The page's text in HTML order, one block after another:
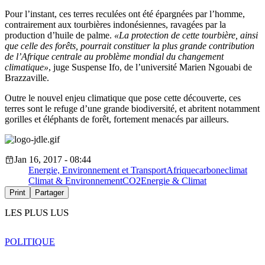
Pour l’instant, ces terres reculées ont été épargnées par l’homme,
contrairement aux tourbières indonésiennes, ravagées par la
production d’huile de palme. «La protection de cette tourbière, ainsi
que celle des forêts, pourrait constituer la plus grande contribution
de l’Afrique centrale au problème mondial du changement
climatique», juge Suspense Ifo, de l’université Marien Ngouabi de
Brazzaville.
Outre le nouvel enjeu climatique que pose cette découverte, ces
terres sont le refuge d’une grande biodiversité, et abritent notamment
gorilles et éléphants de forêt, fortement menacés par ailleurs.
Jan 16, 2017 - 08:44
Energie, Environnement et TransportAfriquecarboneclimat
Climat & EnvironnementCO2Energie & Climat
Print Partager
LES PLUS LUS
POLITIQUE